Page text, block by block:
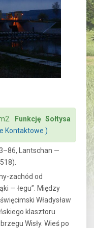
Funkcję Sołtysa
Kontaktowe )
Lantschan —
zachód od
— łegu”. Między
Władysław
klasztoru
Wisły. Wieś po